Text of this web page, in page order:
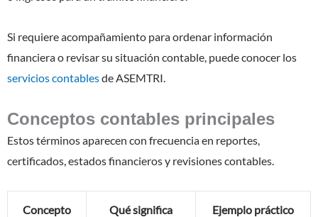
Si requiere acompañamiento para ordenar información
financiera o revisar su situación contable, puede conocer los
servicios contablesde ASEMTRI.
Conceptos contables principales
Estos términos aparecen con frecuencia en reportes,
certificados, estados financieros y revisiones contables.
Concepto Qué significa Ejemplo práctico